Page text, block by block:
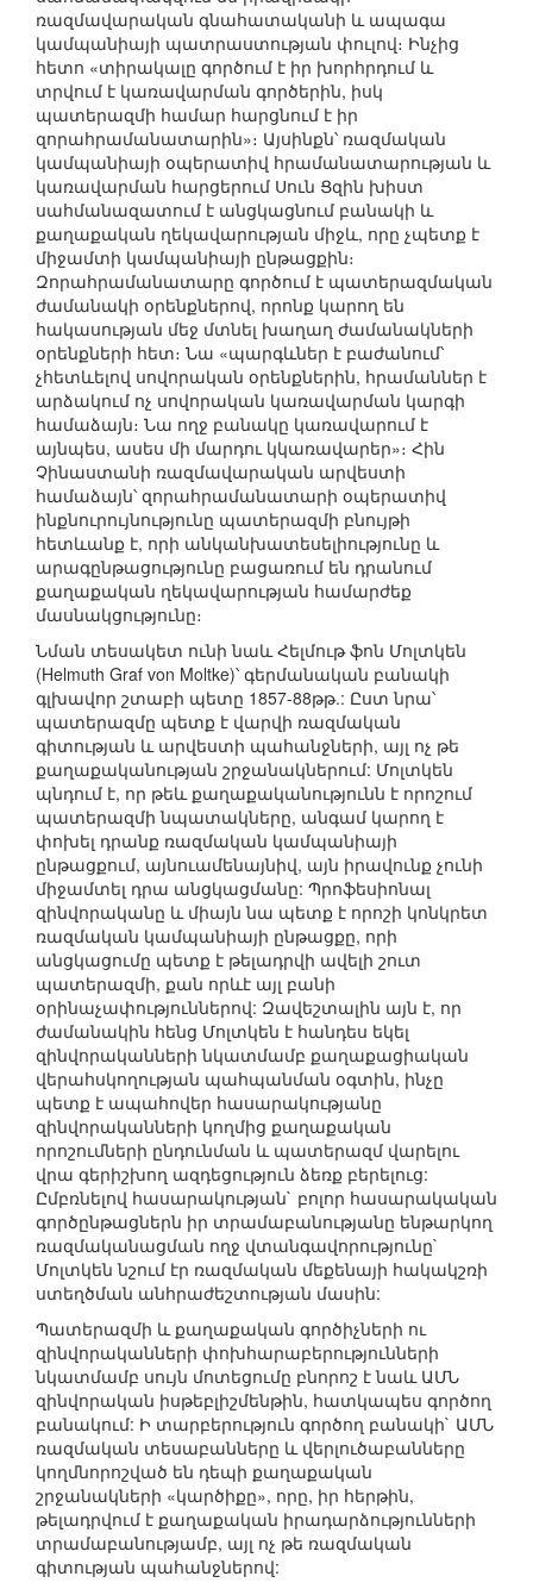
ռազմավարական գնահատականի և ապագա
կամպանիայի պատրաստության փուլով։ Ինչից
հետո «տիրակալը գործում է իր խորհրդում և
տրվում է կառավարման գործերին, իսկ
պատերազմի համար հարցնում է իր
զորահրամանատարին»։ Այսինքն՝ ռազմական
կամպանիայի օպերատիվ հրամանատարության և
կառավարման հարցերում Սուն Ցզին խիստ
սահմանազատում է անցկացնում բանակի և
քաղաքական ղեկավարության միջև, որը չպետք է
միջամտի կամպանիայի ընթացքին։
Զորահրամանատարը գործում է պատերազմական
ժամանակի օրենքներով, որոնք կարող են
հակասության մեջ մտնել խաղաղ ժամանակների
օրենքների հետ։ Նա «պարգևներ է բաժանում՝
չհետևելով սովորական օրենքներին, հրամաններ է
արձակում ոչ սովորական կառավարման կարգի
համաձայն։ Նա ողջ բանակը կառավարում է
այնպես, ասես մի մարդու կկառավարեր»։ Հին
Չինաստանի ռազմավարական արվեստի
համաձայն՝ զորահրամանատարի օպերատիվ
ինքնուրույնությունը պատերազմի բնույթի
հետևանք է, որի անկանխատեսելիությունը և
արագընթացությունը բացառում են դրանում
քաղաքական ղեկավարության համարժեք
մասնակցությունը։
Նման տեսակետ ունի նաև Հելմութ ֆոն Մոլտկեն
(Helmuth Graf von Moltke)՝ գերմանական բանակի
գլխավոր շտաբի պետը 1857-88թթ.: Ըստ նրա՝
պատերազմը պետք է վարվի ռազմական
գիտության և արվեստի պահանջների, այլ ոչ թե
քաղաքականության շրջանակներում: Մոլտկեն
պնդում է, որ թեև քաղաքականությունն է որոշում
պատերազմի նպատակները, անգամ կարող է
փոխել դրանք ռազմական կամպանիայի
ընթացքում, այնուամենայնիվ, այն իրավունք չունի
միջամտել դրա անցկացմանը: Պրոֆեսիոնալ
զինվորականը և միայն նա պետք է որոշի կոնկրետ
ռազմական կամպանիայի ընթացքը, որի
անցկացումը պետք է թելադրվի ավելի շուտ
պատերազմի, քան որևէ այլ բանի
օրինաչափություններով: Զավեշտալին այն է, որ
ժամանակին հենց Մոլտկեն է հանդես եկել
զինվորականների նկատմամբ քաղաքացիական
վերահսկողության պահպանման օգտին, ինչը
պետք է ապահովեր հասարակությանը
զինվորականների կողմից քաղաքական
որոշումների ընդունման և պատերազմ վարելու
վրա գերիշխող ազդեցություն ձեռք բերելուց:
Ըմբռնելով հասարակության` բոլոր հասարակական
գործընթացներն իր տրամաբանությանը ենթարկող
ռազմականացման ողջ վտանգավորությունը`
Մոլտկեն նշում էր ռազմական մեքենայի հակակշռի
ստեղծման անհրաժեշտության մասին:
Պատերազմի և քաղաքական գործիչների ու
զինվորականների փոխհարաբերությունների
նկատմամբ սույն մոտեցումը բնորոշ է նաև ԱՄՆ
զինվորական իսթեբլիշմենթին, հատկապես գործող
բանակում: Ի տարբերություն գործող բանակի` ԱՄՆ
ռազմական տեսաբանները և վերլուծաբանները
կողմնորոշված են դեպի քաղաքական
շրջանակների «կարծիքը», որը, իր հերթին,
թելադրվում է քաղաքական իրադարձությունների
տրամաբանությամբ, այլ ոչ թե ռազմական
գիտության պահանջներով: